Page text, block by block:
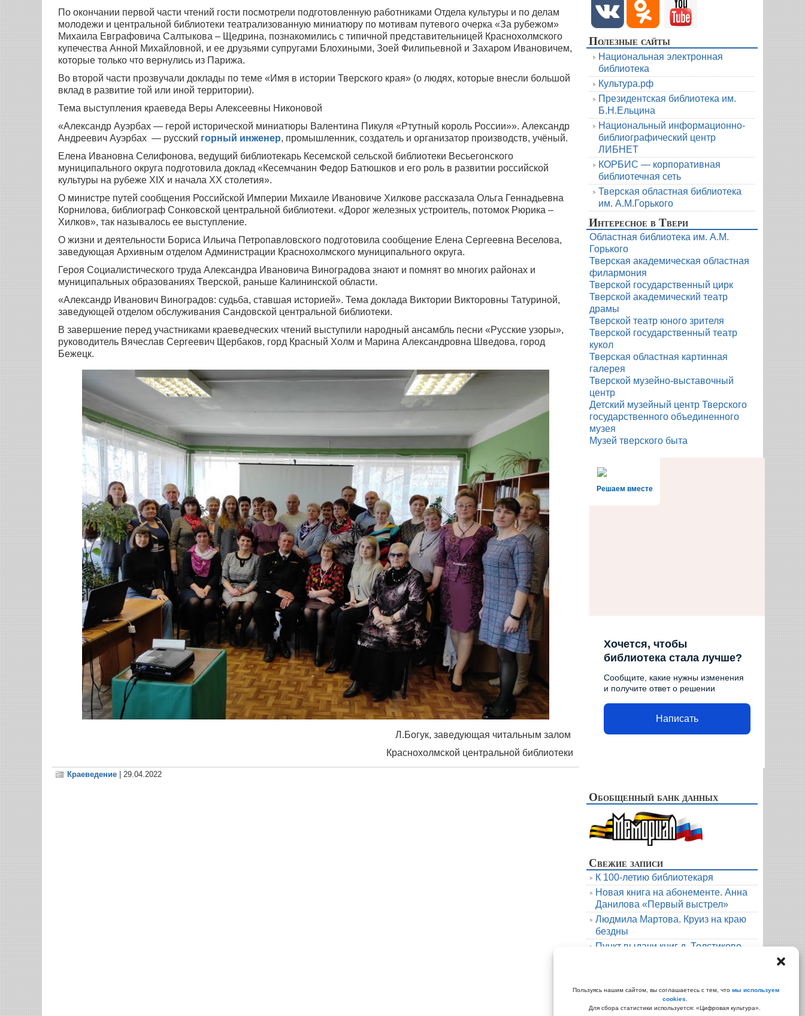
Пользуясь нашим сайтом, вы соглашаетесь с тем, что мы используем
cookies
Для сбора статистики используется: «Цифровая культура».
По окончании первой части чтений гости посмотрели подготовленную работниками Отдела культуры и по делам
молодежи и центральной библиотеки театрализованную миниатюру по мотивам путевого очерка «За рубежом»
Михаила Евграфовича Салтыкова – Щедрина, познакомились с типичной представительницей Краснохолмского
купечества Анной Михайловной, и ее друзьями супругами Блохиными, Зоей Филипьевной и Захаром Ивановичем,
которые только что вернулись из Парижа.
Во второй части прозвучали доклады по теме «Имя в истории Тверского края» (о людях, которые внесли большой
вклад в развитие той или иной территории).
Тема выступления краеведа Веры Алексеевны Никоновой
«Александр Ауэрбах — герой исторической миниатюры Валентина Пикуля «Ртутный король России»». Александр
Андреевич Ауэрбах — русский горный инженер, промышленник, создатель и организатор производств, учёный.
Елена Ивановна Селифонова, ведущий библиотекарь Кесемской сельской библиотеки Весьегонского
муниципального округа подготовила доклад «Кесемчанин Федор Батюшков и его роль в развитии российской
культуры на рубеже XIX и начала XX столетия».
О министре путей сообщения Российской Империи Михаиле Ивановиче Хилкове рассказала Ольга Геннадьевна
Корнилова, библиограф Сонковской центральной библиотеки. «Дорог железных устроитель, потомок Рюрика –
Хилков», так называлось ее выступление.
О жизни и деятельности Бориса Ильича Петропавловского подготовила сообщение Елена Сергеевна Веселова,
заведующая Архивным отделом Администрации Краснохолмского муниципального округа.
Героя Социалистического труда Александра Ивановича Виноградова знают и помнят во многих районах и
муниципальных образованиях Тверской, раньше Калининской области.
«Александр Иванович Виноградов: судьба, ставшая историей». Тема доклада Виктории Викторовны Татуриной,
заведующей отделом обслуживания Сандовской центральной библиотеки.
В завершение перед участниками краеведческих чтений выступили народный ансамбль песни «Русские узоры»,
руководитель Вячеслав Сергеевич Щербаков, горд Красный Холм и Марина Александровна Шведова, город
Бежецк.
Л.Богук, заведующая читальным залом
Краснохолмской центральной библиотеки
Краеведение | 29.04.2022
Полезные сайты
Национальная электронная
библиотека
Культура.рф
Президентская библиотека им.
Б.Н.Ельцина
Национальный информационно-
библиографический центр
ЛИБНЕТ
КОРБИС — корпоративная
библиотечная сеть
Тверская областная библиотека
им. А.М.Горького
Интересное в Твери
Областная библиотека им. А.М.
Горького
Тверская академическая областная
филармония
Тверской государственный цирк
Тверской академический театр
драмы
Тверской театр юного зрителя
Тверской государственный театр
кукол
Тверская областная картинная
галерея
Тверской музейно-выставочный
центр
Детский музейный центр Тверского
государственного объединенного
музея
Музей тверского быта
Решаем вместе
Хочется, чтобы
библиотека стала лучше?
Сообщите, какие нужны изменения
и получите ответ о решении
Написать
Обобщенный банк данных
Свежие записи
К 100-летию библиотекаря
Новая книга на абонементе. Анна
Данилова «Первый выстрел»
Людмила Мартова. Круиз на краю
бездны
Пункт выдачи книг д. Толстиково.
Архивы
Архивы